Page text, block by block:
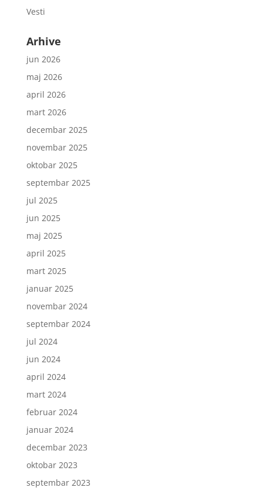
Vesti
Arhive
jun 2026
maj 2026
april 2026
mart 2026
decembar 2025
novembar 2025
oktobar 2025
septembar 2025
jul 2025
jun 2025
maj 2025
april 2025
mart 2025
januar 2025
novembar 2024
septembar 2024
jul 2024
jun 2024
april 2024
mart 2024
februar 2024
januar 2024
decembar 2023
oktobar 2023
septembar 2023